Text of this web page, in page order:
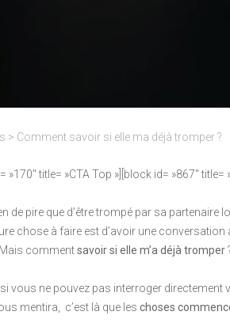
> Comment savoir si elle ma déjà tromper ?
»170″ title= »CTA Top »][block id= »867″ title=
de pire que d’être trompé par sa
chose à faire est d’avoir une
commentsavoir si elle m’a déjà tromper
si vous ne pouvez pas interroger
mentira, c’est là que les choses